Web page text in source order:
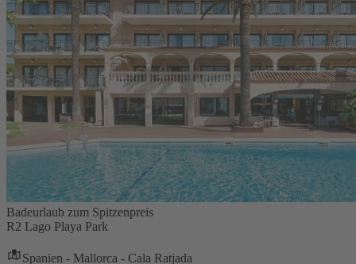
Badeurlaub zum Spitzenpreis
R2 Lago Playa Park
Spanien - Mallorca - Cala Ratjada